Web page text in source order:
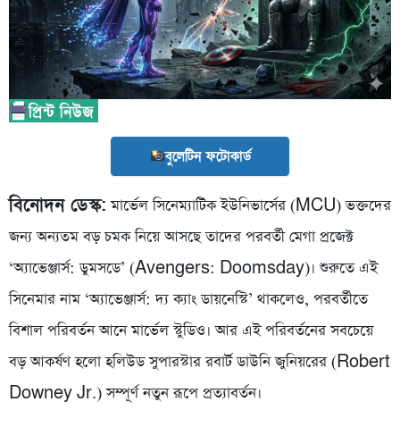
বুলেটিন ফটোকার্ড
বিনোদন ডেস্ক: মার্ভেল সিনেম্যাটিক ইউনিভার্সের (MCU) ভক্তদের
জন্য অন্যতম বড় চমক নিয়ে আসছে তাদের পরবর্তী মেগা প্রজেক্ট
‘অ্যাভেঞ্জার্স: ডুমসডে’ (Avengers: Doomsday)। শুরুতে এই
সিনেমার নাম ‘অ্যাভেঞ্জার্স: দ্য ক্যাং ডায়নেস্টি’ থাকলেও, পরবর্তীতে
বিশাল পরিবর্তন আনে মার্ভেল স্টুডিও। আর এই পরিবর্তনের সবচেয়ে
বড় আকর্ষণ হলো হলিউড সুপারস্টার রবার্ট ডাউনি জুনিয়রের (Robert
Downey Jr.) সম্পূর্ণ নতুন রূপে প্রত্যাবর্তন।